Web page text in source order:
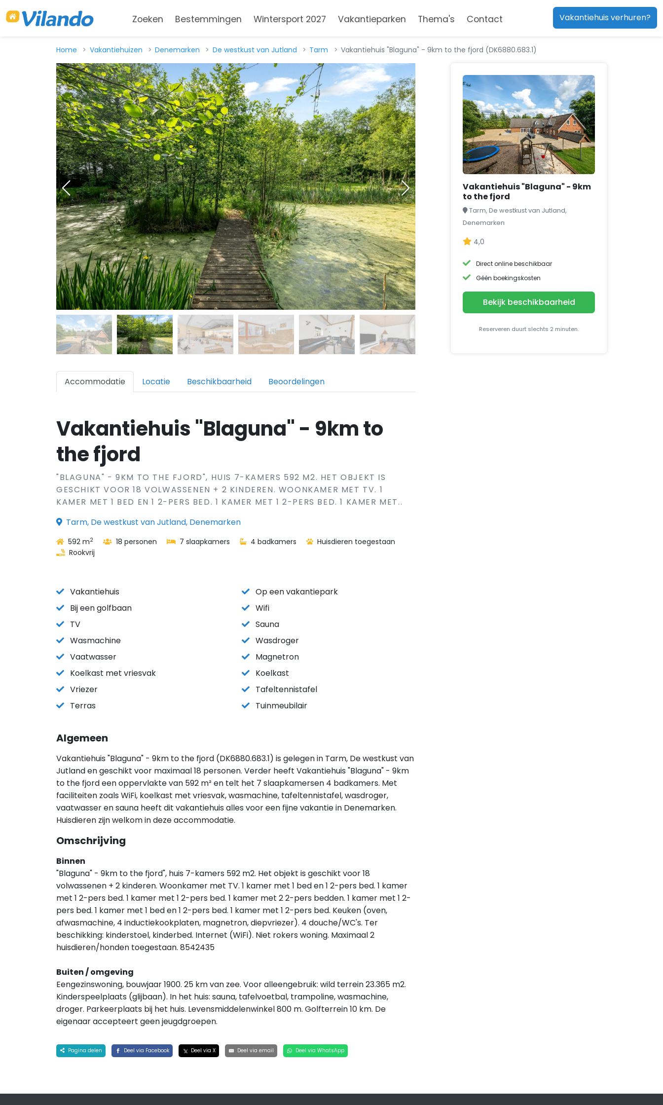
Zoeken Bestemmingen Wintersport 2027 Vakantieparken Thema's Contact Vakantiehuis verhuren?
Home Vakantiehuizen Denemarken De westkust van Jutland Tarm Vakantiehuis "Blaguna" - 9km to the fjord (DK6880.683.1)
Accommodatie Locatie Beschikbaarheid Beoordelingen
Vakantiehuis "Blaguna" - 9km to
the fjord
"BLAGUNA" - 9KM TO THE FJORD", HUIS 7-KAMERS 592 M2. HET OBJEKT IS
GESCHIKT VOOR 18 VOLWASSENEN + 2 KINDEREN. WOONKAMER MET TV. 1
KAMER MET 1 BED EN 1 2-PERS BED. 1 KAMER MET 1 2-PERS BED. 1 KAMER MET..
Tarm, De westkust van Jutland, Denemarken
592 m2 18 personen 7 slaapkamers 4 badkamers
Huisdieren toegestaan
Rookvrij
Vakantiehuis
Op een vakantiepark
Bij een golfbaan
Wifi
TV
Sauna
Wasmachine
Wasdroger
Vaatwasser
Magnetron
Koelkast met vriesvak
Koelkast
Vriezer
Tafeltennistafel
Terras
Tuinmeubilair
Algemeen
Vakantiehuis "Blaguna" - 9km to the fjord (DK6880.683.1) is gelegen in Tarm, De westkust van
Jutland en geschikt voor maximaal 18 personen. Verder heeft Vakantiehuis "Blaguna" - 9km
to the fjord een oppervlakte van 592 m² en telt het 7 slaapkamersen 4 badkamers. Met
faciliteiten zoals WiFi, koelkast met vriesvak, wasmachine, tafeltennistafel, wasdroger,
vaatwasser en sauna heeft dit vakantiehuis alles voor een fijne vakantie in Denemarken.
Huisdieren zijn welkom in deze accommodatie.
Omschrijving
Binnen
"Blaguna" - 9km to the fjord", huis 7-kamers 592 m2. Het objekt is geschikt voor 18
volwassenen + 2 kinderen. Woonkamer met TV. 1 kamer met 1 bed en 1 2-pers bed. 1 kamer
met 1 2-pers bed. 1 kamer met 1 2-pers bed. 1 kamer met 2 2-pers bedden. 1 kamer met 1 2-
pers bed. 1 kamer met 1 bed en 1 2-pers bed. 1 kamer met 1 2-pers bed. Keuken (oven,
afwasmachine, 4 inductiekookplaten, magnetron, diepvriezer). 4 douche/WC's. Ter
beschikking: kinderstoel, kinderbed. Internet (WiFi). Niet rokers woning. Maximaal 2
huisdieren/honden toegestaan. 8542435
Buiten / omgeving
Eengezinswoning, bouwjaar 1900. 25 km van zee. Voor alleengebruik: wild terrein 23.365 m2.
Kinderspeelplaats (glijbaan). In het huis: sauna, tafelvoetbal, trampoline, wasmachine,
droger. Parkeerplaats bij het huis. Levensmiddelenwinkel 800 m. Golfterrein 10 km. De
eigenaar accepteert geen jeugdgroepen.
Pagina delen Deel via Facebook Deel via X Deel via email Deel via WhatsApp
Vakantiehuis "Blaguna" - 9km
to the fjord
Tarm, De westkust van Jutland,
Denemarken
4,0
Direct online beschikbaar
Géén boekingskosten
Bekijk beschikbaarheid
Reserveren duurt slechts 2 minuten.